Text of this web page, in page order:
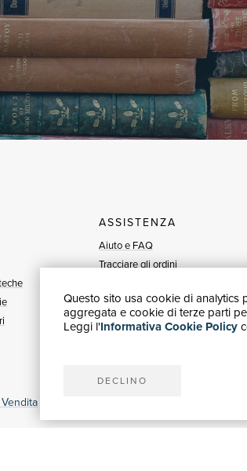
Questo sito usa cookie di analytics
aggregata e cookie di terze parti
Leggi l'Informativa Cookie Policy
DECLINO
ASSISTENZA
Aiuto e FAQ
Tracciare gli ordini
Fatturazione
Carta del Docente / 18App